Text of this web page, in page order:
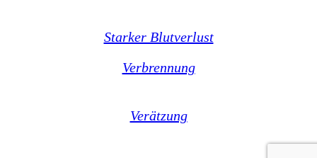
Starker Blutverlust
Verbrennung
Verätzung